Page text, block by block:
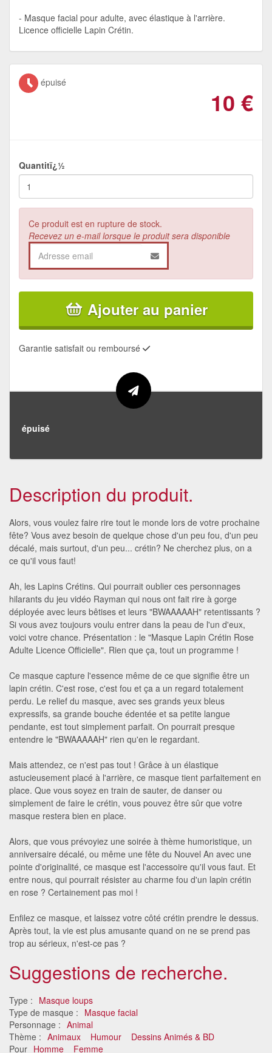
Masque facial pour adulte, avec élastique à l'arrière.
Licence officielle Lapin Crétin.
épuisé
10 €
Quantitï¿½
Ce produit est en rupture de stock.
Recevez un e-mail lorsque le produit sera disponible
Ajouter au panier
Garantie satisfait ou remboursé
épuisé
Description du produit.
Alors, vous voulez faire rire tout le monde lors de votre prochaine
fête? Vous avez besoin de quelque chose d'un peu fou, d'un peu
décalé, mais surtout, d'un peu... crétin? Ne cherchez plus, on a
ce qu'il vous faut!
Ah, les Lapins Crétins. Qui pourrait oublier ces personnages
hilarants du jeu vidéo Rayman qui nous ont fait rire à gorge
déployée avec leurs bêtises et leurs "BWAAAAAH" retentissants ?
Si vous avez toujours voulu entrer dans la peau de l'un d'eux,
voici votre chance. Présentation : le "Masque Lapin Crétin Rose
Adulte Licence Officielle". Rien que ça, tout un programme !
Ce masque capture l'essence même de ce que signifie être un
lapin crétin. C'est rose, c'est fou et ça a un regard totalement
perdu. Le relief du masque, avec ses grands yeux bleus
expressifs, sa grande bouche édentée et sa petite langue
pendante, est tout simplement parfait. On pourrait presque
entendre le "BWAAAAAH" rien qu'en le regardant.
Mais attendez, ce n'est pas tout ! Grâce à un élastique
astucieusement placé à l'arrière, ce masque tient parfaitement en
place. Que vous soyez en train de sauter, de danser ou
simplement de faire le crétin, vous pouvez être sûr que votre
masque restera bien en place.
Alors, que vous prévoyiez une soirée à thème humoristique, un
anniversaire décalé, ou même une fête du Nouvel An avec une
pointe d'originalité, ce masque est l'accessoire qu'il vous faut. Et
entre nous, qui pourrait résister au charme fou d'un lapin crétin
en rose ? Certainement pas moi !
Enfilez ce masque, et laissez votre côté crétin prendre le dessus.
Après tout, la vie est plus amusante quand on ne se prend pas
trop au sérieux, n'est-ce pas ?
Suggestions de recherche.
Type : Masque loups
Type de masque : Masque facial
Personnage : Animal
Thème : Animaux Humour
Dessins Animés & BD
Pour Homme Femme